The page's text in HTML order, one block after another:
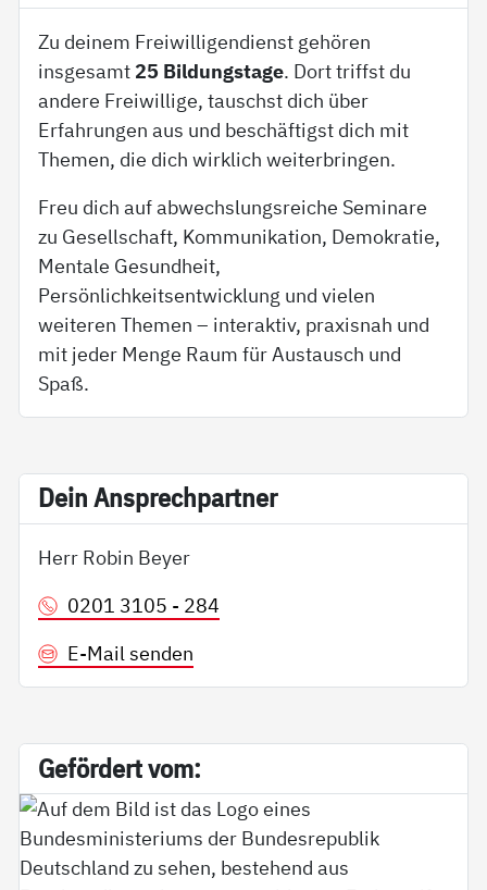
Zu deinem Freiwilligendienst gehören
insgesamt 25 Bildungstage. Dort triffst du
andere Freiwillige, tauschst dich über
Erfahrungen aus und beschäftigst dich mit
Themen, die dich wirklich weiterbringen.
Freu dich auf abwechslungsreiche Seminare
zu Gesellschaft, Kommunikation, Demokratie,
Mentale Gesundheit,
Persönlichkeitsentwicklung und vielen
weiteren Themen – interaktiv, praxisnah und
mit jeder Menge Raum für Austausch und
Spaß.
Dein An­sp­rech­part­ner
Herr Robin Beyer
0201 3105 - 284
E-Mail senden
Ge­för­dert vom: